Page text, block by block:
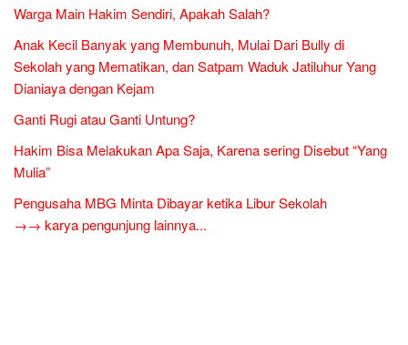
Warga Main Hakim Sendiri, Apakah Salah?
Anak Kecil Banyak yang Membunuh, Mulai Dari Bully di
Sekolah yang Mematikan, dan Satpam Waduk Jatiluhur Yang
Dianiaya dengan Kejam
Ganti Rugi atau Ganti Untung?
Hakim Bisa Melakukan Apa Saja, Karena sering Disebut “Yang
Mulia”
Pengusaha MBG Minta Dibayar ketika Libur Sekolah
→→ karya pengunjung lainnya...